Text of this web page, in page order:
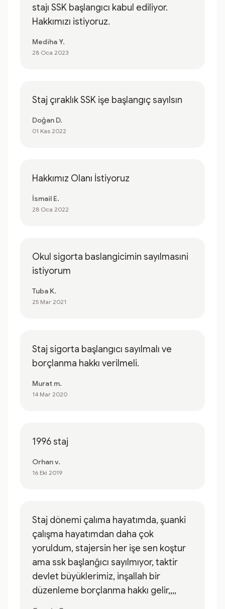
stajı SSK başlangıcı kabul ediliyor.
Hakkımızı istiyoruz.
Mediha Y.
28 Oca 2023
Staj çıraklık SSK işe başlangıç sayılsın
Doğan D.
01 Kas 2022
Hakkımız Olanı İstiyoruz
İsmail E.
28 Oca 2022
Okul sigorta baslangicimin sayılmasıni
istiyorum
Tuba K.
25 Mar 2021
Staj sigorta başlangıcı sayılmalı ve
borçlanma hakkı verilmeli.
Murat m.
14 Mar 2020
1996 staj
Orhan v.
16 Eki 2019
Staj dönemi çalıma hayatımda, şuanki
çalışma hayatımdan daha çok
yoruldum, stajersin her işe sen koştur
ama ssk başlanğıcı sayılmıyor, taktir
devlet büyüklerimiz, inşallah bir
düzenleme borçlanma hakkı gelir,,,,